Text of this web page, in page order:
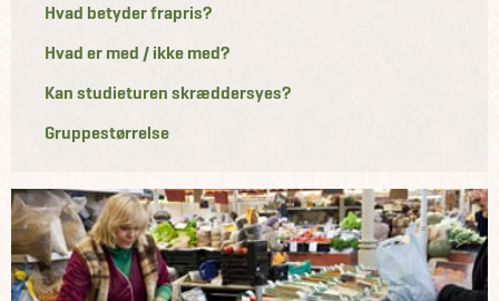
Hvad betyder frapris?
Hvad er med / ikke med?
Kan studieturen skræddersyes?
Gruppestørrelse